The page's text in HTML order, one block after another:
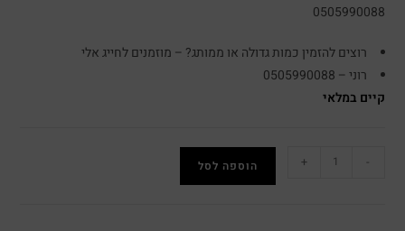
0505990088
רוצים להזמין כמות גדולה או ממותג? – מוזמנים לחייג אלי
רוני – 0505990088
קיים במלאי
+ הוספה לסל